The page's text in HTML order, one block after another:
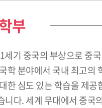
부
기 중국의 부상으로 중
학 분야에서 국내 최고
한 심도 있는 학습을 제
니다. 세계 무대에서 중